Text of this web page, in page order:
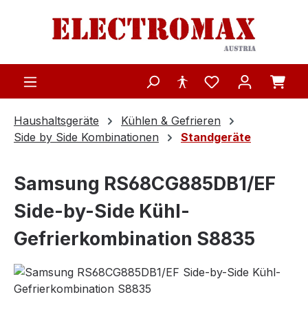
Zum Hauptinhalt springen
Haushaltsgeräte
Kühlen & Gefrieren
Side by Side Kombinationen
Standgeräte
Samsung RS68CG885DB1/EF
Side-by-Side Kühl-
Gefrierkombination S8835
Bildergalerie überspringen